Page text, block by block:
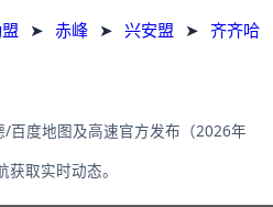
➤ 赤峰 ➤ 兴安盟 ➤ 齐齐哈
百度地图及高速官方发布（2026年
取实时动态。